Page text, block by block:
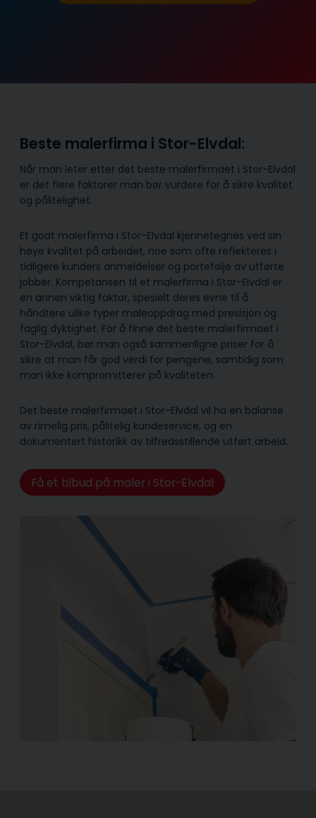
Beste malerfirma i Stor-Elvdal:
Når man leter etter det beste malerfirmaet i Stor-Elvdal
er det flere faktorer man bør vurdere for å sikre kvalitet
og pålitelighet.
Et godt malerfirma i Stor-Elvdal kjennetegnes ved sin
høye kvalitet på arbeidet, noe som ofte reflekteres i
tidligere kunders anmeldelser og portefølje av utførte
jobber. Kompetansen til et malerfirma i Stor-Elvdal er
en annen viktig faktor, spesielt deres evne til å
håndtere ulike typer maleoppdrag med presisjon og
faglig dyktighet. For å finne det beste malerfirmaet i
Stor-Elvdal, bør man også sammenligne priser for å
sikre at man får god verdi for pengene, samtidig som
man ikke kompromitterer på kvaliteten.
Det beste malerfirmaet i Stor-Elvdal vil ha en balanse
av rimelig pris, pålitelig kunde­service, og en
dokumentert historikk av tilfredsstillende utført arbeid.
Få et tilbud på maler i Stor-Elvdal